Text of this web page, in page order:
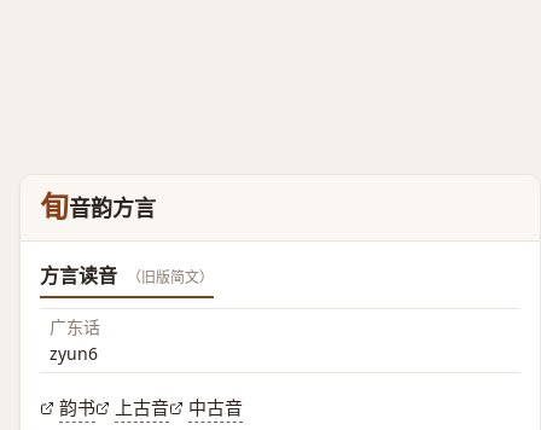
䀏音韵方言
方言读音 （旧版简文）
广东话
zyun6
韵书 上古音 中古音